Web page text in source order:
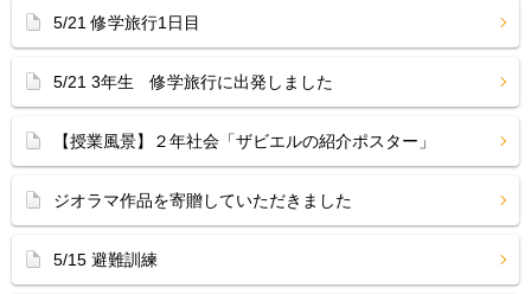
5/21 修学旅行1日目
5/21 3年生 修学旅行に出発しました
【授業風景】２年社会「ザビエルの紹介ポスター」
ジオラマ作品を寄贈していただきました
5/15 避難訓練